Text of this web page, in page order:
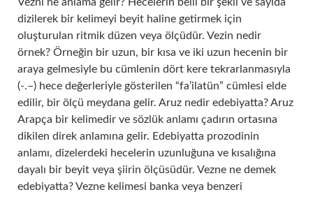
dizilerek bir kelimeyi beyit haline getirmek için
oluşturulan ritmik düzen veya ölçüdür. Vezin nedir
örnek? Örneğin bir uzun, bir kısa ve iki uzun hecenin bir
araya gelmesiyle bu cümlenin dört kere tekrarlanmasıyla
(-.–) hece değerleriyle gösterilen “fa’ilatün” cümlesi elde
edilir, bir ölçü meydana gelir. Aruz nedir edebiyatta? Aruz
Arapça bir kelimedir ve sözlük anlamı çadırın ortasına
dikilen direk anlamına gelir. Edebiyatta prozodinin
anlamı, dizelerdeki hecelerin uzunluğuna ve kısalığına
dayalı bir beyit veya şiirin ölçüsüdür. Vezne ne demek
edebiyatta? Vezne kelimesi banka veya benzeri